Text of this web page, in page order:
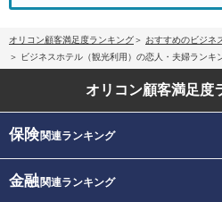
オリコン顧客満足度ランキング
おすすめのビジネ
ビジネスホテル（観光利用）の恋人・夫婦ランキ
オリコン顧客満足度
保険関連ランキング
金融関連ランキング